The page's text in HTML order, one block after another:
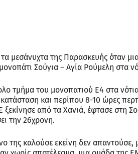
μεσάνυχτα της Παρασκευής όταν
Σούγια – Αγία Ρούμελη στα
τμήμα του μονοπατιού Ε4 στα
κατάσταση και περίπου 8-10 ώρες
από τα Χανιά, έφτασε στη
την 26χρονη.
της καλούσε εκείνη δεν